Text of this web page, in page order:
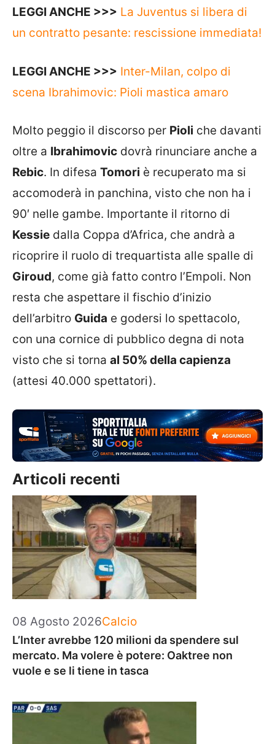
LEGGI ANCHE >>> La Juventus si libera di
un contratto pesante: rescissione immediata!
LEGGI ANCHE >>> Inter-Milan, colpo di
scena Ibrahimovic: Pioli mastica amaro
Molto peggio il discorso per Pioli che davanti
oltre a Ibrahimovic dovrà rinunciare anche a
Rebic. In difesa Tomori è recuperato ma si
accomoderà in panchina, visto che non ha i
90′ nelle gambe. Importante il ritorno di
Kessie dalla Coppa d’Africa, che andrà a
ricoprire il ruolo di trequartista alle spalle di
Giroud, come già fatto contro l’Empoli. Non
resta che aspettare il fischio d’inizio
dell’arbitro Guida e godersi lo spettacolo,
con una cornice di pubblico degna di nota
visto che si torna al 50% della capienza
(attesi 40.000 spettatori).
Articoli recenti
08 Agosto 2026Categorie
Calcio
L’Inter avrebbe 120 milioni da spendere sul
mercato. Ma volere è potere: Oaktree non
vuole e se li tiene in tasca